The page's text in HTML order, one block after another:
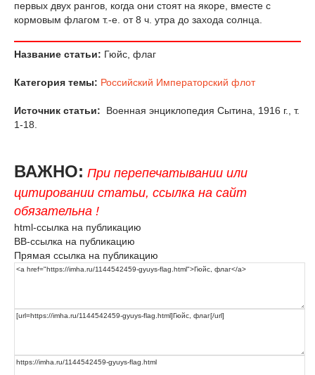
первых двух рангов, когда они стоят на якоре, вместе с
кормовым флагом т.-е. от 8 ч. утра до захода солнца.
Название статьи: Гюйс, флаг
Категория темы: Российский Императорский флот
Источник статьи:
Военная энциклопедия Сытина, 1916 г., т.
1-18.
ВАЖНО: При перепечатывании или
цитировании статьи, ссылка на сайт
обязательна !
html-ссылка на публикацию
BB-ссылка на публикацию
Прямая ссылка на публикацию